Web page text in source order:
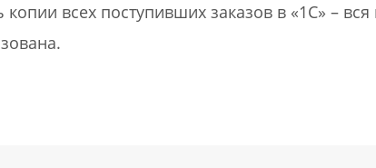
копии всех поступивших заказов в «1С» –